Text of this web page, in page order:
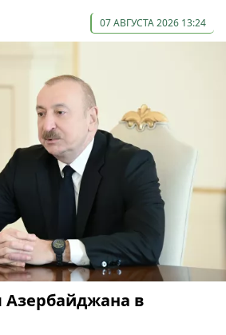
07 АВГУСТА 2026 13:24
Азербайджана в